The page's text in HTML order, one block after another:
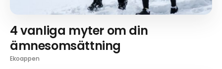
4 vanliga myter om din
ämnesomsättning
Ekoappen